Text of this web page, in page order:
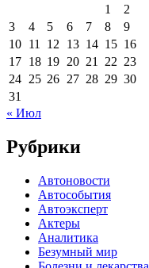
1
2
3
4 5 6 7 8
9
10 11 12 13 14 15 16
17 18 19 20 21 22 23
24 25 26 27 28 29 30
31
« Июл
Рубрики
Автоновости
Автособытия
Автоэксперт
Актеры
Аналитика
Безумный мир